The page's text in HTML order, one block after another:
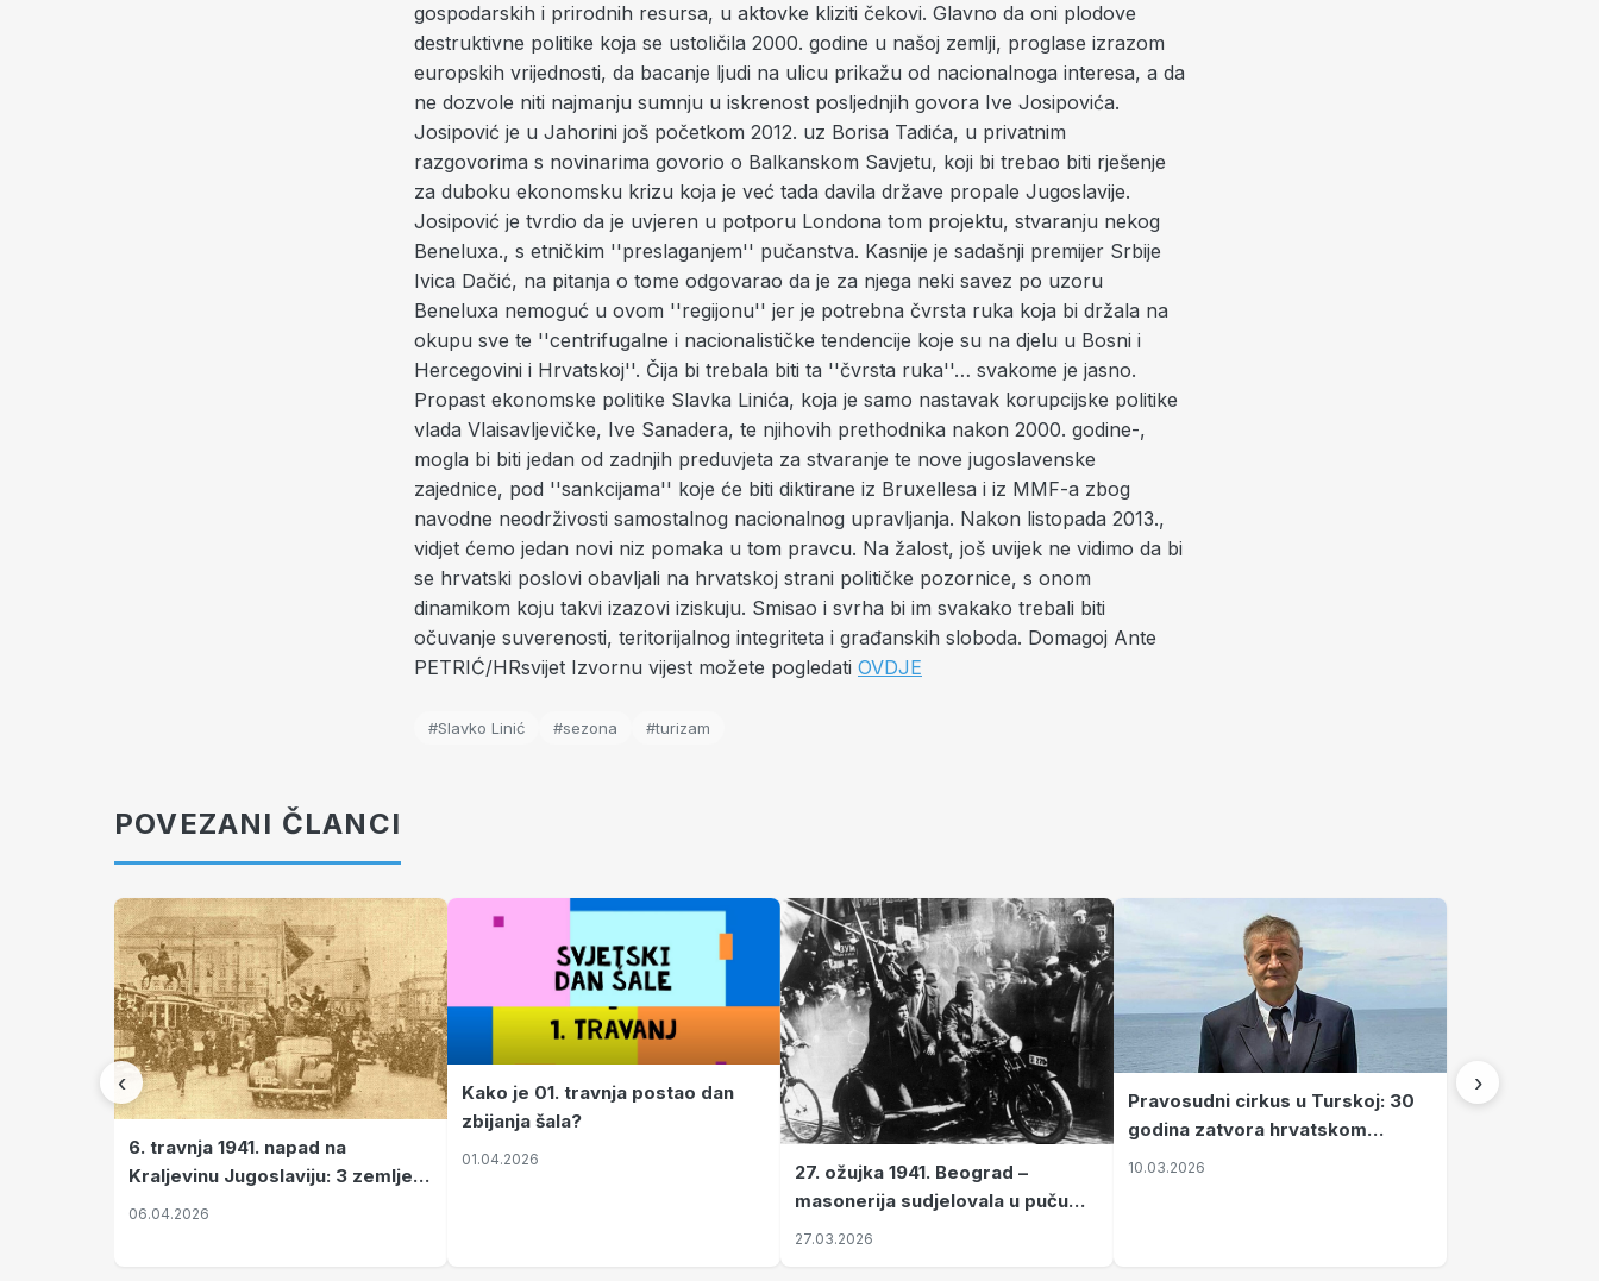
gospodarskih i prirodnih resursa, u aktovke kliziti čekovi. Glavno da oni plodove
destruktivne politike koja se ustoličila 2000. godine u našoj zemlji, proglase izrazom
europskih vrijednosti, da bacanje ljudi na ulicu prikažu od nacionalnoga interesa, a da
ne dozvole niti najmanju sumnju u iskrenost posljednjih govora Ive Josipovića.
Josipović je u Jahorini još početkom 2012. uz Borisa Tadića, u privatnim
razgovorima s novinarima govorio o Balkanskom Savjetu, koji bi trebao biti rješenje
za duboku ekonomsku krizu koja je već tada davila države propale Jugoslavije.
Josipović je tvrdio da je uvjeren u potporu Londona tom projektu, stvaranju nekog
Beneluxa., s etničkim ''preslaganjem'' pučanstva. Kasnije je sadašnji premijer Srbije
Ivica Dačić, na pitanja o tome odgovarao da je za njega neki savez po uzoru
Beneluxa nemoguć u ovom ''regijonu'' jer je potrebna čvrsta ruka koja bi držala na
okupu sve te ''centrifugalne i nacionalističke tendencije koje su na djelu u Bosni i
Hercegovini i Hrvatskoj''. Čija bi trebala biti ta ''čvrsta ruka''… svakome je jasno.
Propast ekonomske politike Slavka Linića, koja je samo nastavak korupcijske politike
vlada Vlaisavljevičke, Ive Sanadera, te njihovih prethodnika nakon 2000. godine-,
mogla bi biti jedan od zadnjih preduvjeta za stvaranje te nove jugoslavenske
zajednice, pod ''sankcijama'' koje će biti diktirane iz Bruxellesa i iz MMF-a zbog
navodne neodrživosti samostalnog nacionalnog upravljanja. Nakon listopada 2013.,
vidjet ćemo jedan novi niz pomaka u tom pravcu. Na žalost, još uvijek ne vidimo da bi
se hrvatski poslovi obavljali na hrvatskoj strani političke pozornice, s onom
dinamikom koju takvi izazovi iziskuju. Smisao i svrha bi im svakako trebali biti
očuvanje suverenosti, teritorijalnog integriteta i građanskih sloboda. Domagoj Ante
PETRIĆ/HRsvijet Izvornu vijest možete pogledati OVDJE
#Slavko Linić #sezona #turizam
POVEZANI ČLANCI
‹
6. travnja 1941. napad na
Kraljevinu Jugoslaviju: 3 zemlje
nastale njenim raspadom
06.04.2026
Kako je 01. travnja postao dan
zbijanja šala?
01.04.2026
27. ožujka 1941. Beograd –
masonerija sudjelovala u puču
koji je Jugoslaviju odveo u krvavi
27.03.2026
Pravosudni cirkus u Turskoj: 30
godina zatvora hrvatskom
kapetanu kojeg su sami pustili
10.03.2026
›